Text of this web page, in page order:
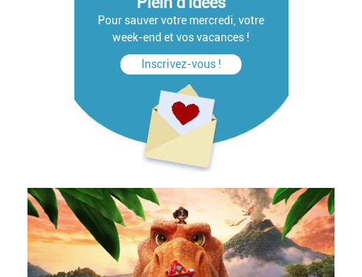
Pour sauver votre mercredi, votre
week-end et vos vacances !
Inscrivez-vous !